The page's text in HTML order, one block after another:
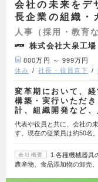
会社の未来をデ
長企業の組織・
人事（採用・教育な
株式会社大泉工場
800万円 ～ 999万円
休み
社長・役員直下
変革期において、
構築・実行いただ
計、組織開発など
代表や役員と共に、会社の
す。現在の従業員は約50名
会社概要
1.各種機械器具
農産物、食品添加物の卸売